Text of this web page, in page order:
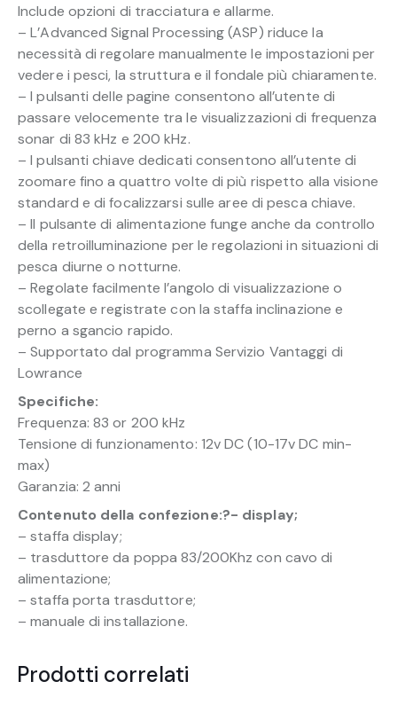
Include opzioni di tracciatura e allarme.
– L’Advanced Signal Processing (ASP) riduce la
necessità di regolare manualmente le impostazioni per
vedere i pesci, la struttura e il fondale più chiaramente.
– I pulsanti delle pagine consentono all’utente di
passare velocemente tra le visualizzazioni di frequenza
sonar di 83 kHz e 200 kHz.
– I pulsanti chiave dedicati consentono all’utente di
zoomare fino a quattro volte di più rispetto alla visione
standard e di focalizzarsi sulle aree di pesca chiave.
– Il pulsante di alimentazione funge anche da controllo
della retroilluminazione per le regolazioni in situazioni di
pesca diurne o notturne.
– Regolate facilmente l’angolo di visualizzazione o
scollegate e registrate con la staffa inclinazione e
perno a sgancio rapido.
– Supportato dal programma Servizio Vantaggi di
Lowrance
Specifiche:
Frequenza: 83 or 200 kHz
Tensione di funzionamento: 12v DC (10-17v DC min-
max)
Garanzia: 2 anni
Contenuto della confezione:?- display;
– staffa display;
– trasduttore da poppa 83/200Khz con cavo di
alimentazione;
– staffa porta trasduttore;
– manuale di installazione.
Prodotti correlati